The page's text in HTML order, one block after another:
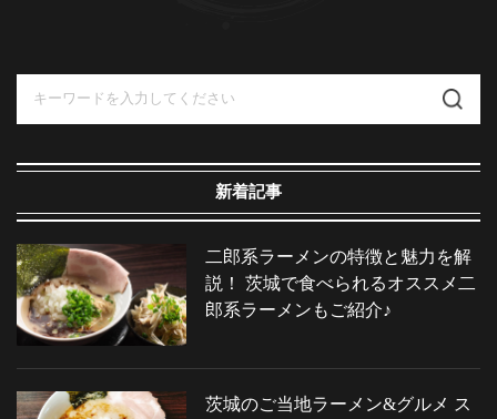
索:
新着記事
二郎系ラーメンの特徴と魅力を解
説！ 茨城で食べられるオススメ二
郎系ラーメンもご紹介♪
茨城のご当地ラーメン&グルメ ス